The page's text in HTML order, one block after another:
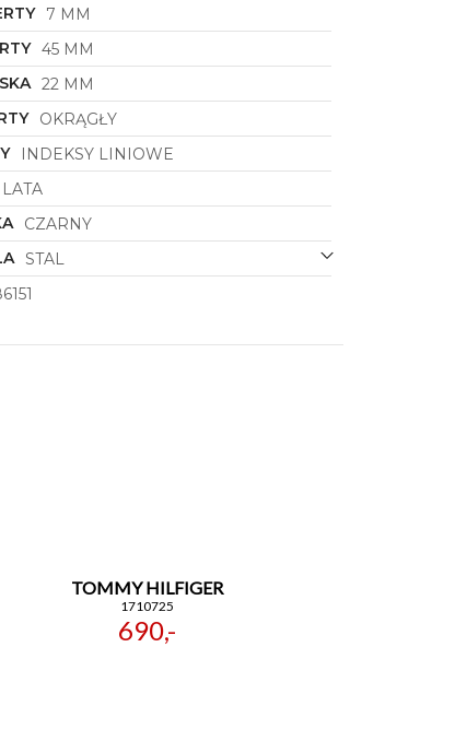
7 MM
45 MM
22 MM
OKRĄGŁY
INDEKSY LINIOWE
CZARNY
STAL
TOMMY HILFIGER
1710725
690,-